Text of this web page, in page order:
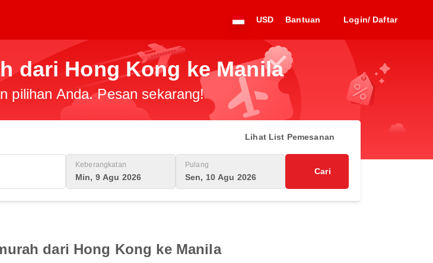
USD Bantuan Login/ Daftar
dari Hong Kong ke Manila
pilihan Anda. Pesan sekarang!
Lihat List Pemesanan
Keberangkatan
Min, 9 Agu 2026
Pulang
Sen, 10 Agu 2026
Cari
dari Hong Kong ke Manila